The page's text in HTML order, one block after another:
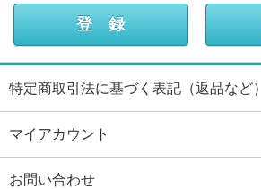
特定商取引法に基づく表記（返品など）
マイアカウント
お問い合わせ